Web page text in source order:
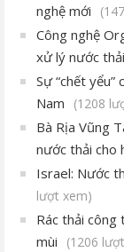
nghệ mới
Công nghệ
xử lý nước thải
Sự “chết
Nam
(1208
Bà Rịa Vũng
nước thải cho
Israel: Nước
lượt xem)
Rác thải
mùi
(1206